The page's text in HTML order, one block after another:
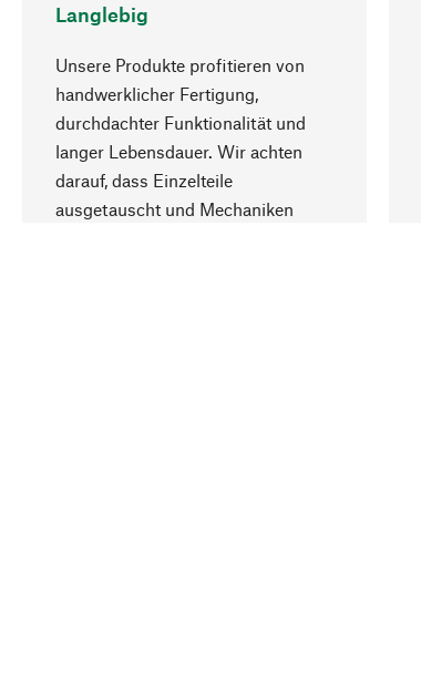
Langlebig
Unsere Produkte profitieren von
handwerklicher Fertigung,
durchdachter Funktionalität und
langer Lebensdauer. Wir achten
darauf, dass Einzelteile
ausgetauscht und Mechaniken